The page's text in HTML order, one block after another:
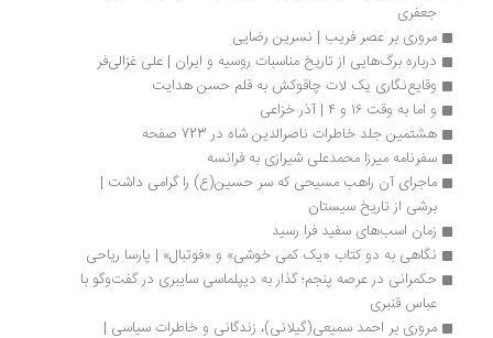
جعفری
مروری بر عصر فریب | نسرین رضایی
درباره برگ‌هایی از تاریخ مناسبات روسیه و ایران | علی غزالی‌فر
وقایع‌نگاری یک لات چاقوکش به قلم حسن هدایت
و اما به وقت ۱۶ و ۴ | آذر خزاعی
هشتمین جلد خاطرات ناصرالدین شاه در 723 صفحه
سفرنامه میرزا محمدعلی شیرازی به فرانسه
برشی از تاریخ سیستان
زمان اسب‌های سفید فرا رسید
نگاهی به دو کتاب «یک ‌کمی خوشی» و «فوتبال» | پارسا ریاحی
عباس قنبری